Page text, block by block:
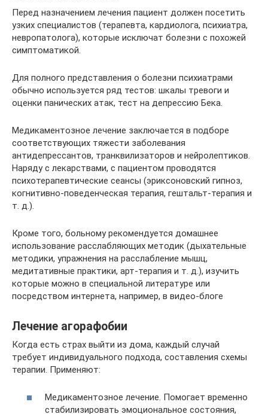
Перед назначением лечения пациент должен посетить
узких специалистов (терапевта, кардиолога, психиатра,
невропатолога), которые исключат болезни с похожей
симптоматикой.
Для полного представления о болезни психиатрами
обычно используется ряд тестов: шкалы тревоги и
оценки панических атак, тест на депрессию Бека.
Медикаментозное лечение заключается в подборе
соответствующих тяжести заболевания
антидепрессантов, транквилизаторов и нейролептиков.
Наряду с лекарствами, с пациентом проводятся
психотерапевтические сеансы (эриксоновский гипноз,
когнитивно-поведенческая терапия, гештальт-терапия и
т. д.).
Кроме того, больному рекомендуется домашнее
использование расслабляющих методик (дыхательные
методики, упражнения на расслабление мышц,
медитативные практики, арт-терапия и т. д.), изучить
которые можно в специальной литературе или
посредством интернета, например, в видео-блоге
Лечение агорафобии
Когда есть страх выйти из дома, каждый случай
требует индивидуального подхода, составления схемы
терапии. Применяют:
Медикаментозное лечение. Помогает временно
стабилизировать эмоциональное состояния,